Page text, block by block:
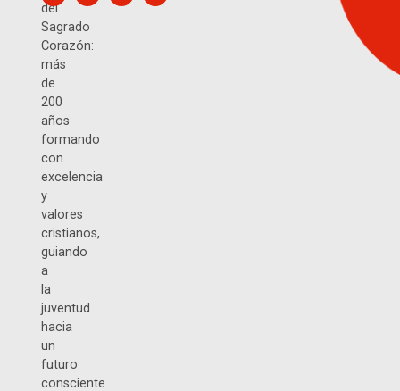
del
Sagrado
Corazón:
más
de
200
años
formando
con
excelencia
y
valores
cristianos,
guiando
a
la
juventud
hacia
un
futuro
consciente